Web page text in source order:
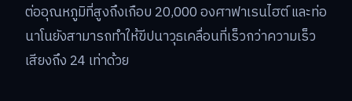
ต่ออุณหภูมิที่สูงถึงเกือบ 20,000 องศาฟาเรนไฮต์ และท่อ
นาโนยังสามารถทำให้ขีปนาวุธเคลื่อนที่เร็วกว่าความเร็ว
เสียงถึง 24 เท่าด้วย